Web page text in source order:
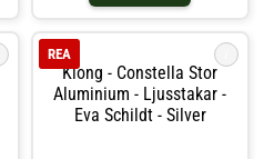
Klong - Constella Stor
Aluminium - Ljusstakar -
Eva Schildt - Silver
REA